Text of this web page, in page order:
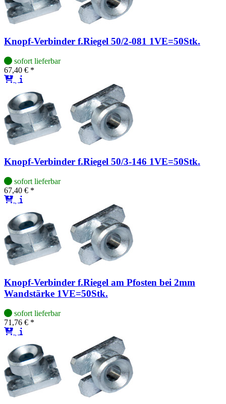
Knopf-Verbinder f.Riegel 50/2-081 1VE=50Stk.
sofort lieferbar
67,40 € *
Knopf-Verbinder f.Riegel 50/3-146 1VE=50Stk.
sofort lieferbar
67,40 € *
Knopf-Verbinder f.Riegel am Pfosten bei 2mm
Wandstärke 1VE=50Stk.
sofort lieferbar
71,76 € *